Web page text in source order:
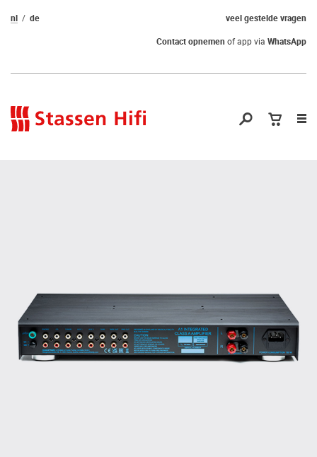
veel gestelde vragen
nl
de
Contact opnemenof app via WhatsApp